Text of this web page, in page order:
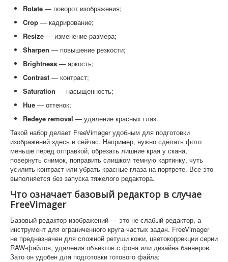
Rotate — поворот изображения;
Crop — кадрирование;
Resize — изменение размера;
Sharpen — повышение резкости;
Brightness — яркость;
Contrast — контраст;
Saturation — насыщенность;
Hue — оттенок;
Redeye removal — удаление красных глаз.
Такой набор делает FreeVimager удобным для подготовки
изображений здесь и сейчас. Например, нужно сделать фото
меньше перед отправкой, обрезать лишние края у скана,
повернуть снимок, поправить слишком темную картинку, чуть
усилить контраст или убрать красные глаза на портрете. Все это
выполняется без запуска тяжелого редактора.
Что означает базовый редактор в случае
FreeVimager
Базовый редактор изображений — это не слабый редактор, а
инструмент для ограниченного круга частых задач. FreeVimager
не предназначен для сложной ретуши кожи, цветокоррекции серии
RAW-файлов, удаления объектов с фона или дизайна баннеров.
Зато он удобен для подготовки готового файла: